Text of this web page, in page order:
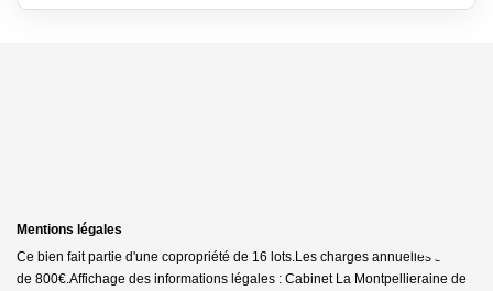
Mentions légales
Ce bien fait partie d'une copropriété de 16 lots.Les charges annuelles sont
de 800€.Affichage des informations légales : Cabinet La Montpellieraine de